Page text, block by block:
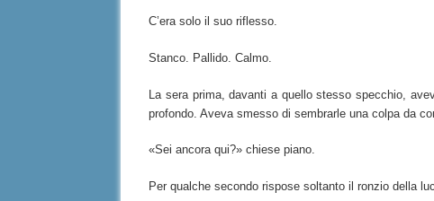
C’era solo il suo riflesso.
Stanco. Pallido. Calmo.
La sera prima, davanti a quello stesso specchio,
profondo. Aveva smesso di sembrarle una colpa da
«Sei ancora qui?» chiese piano.
Per qualche secondo rispose soltanto il ronzio della